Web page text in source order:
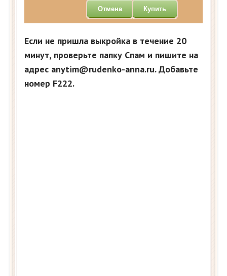
Отмена Купить
Если не пришла выкройка в течение 20
минут, проверьте папку Спам и пишите на
адрес anytim@rudenko-anna.ru. Добавьте
номер F222.